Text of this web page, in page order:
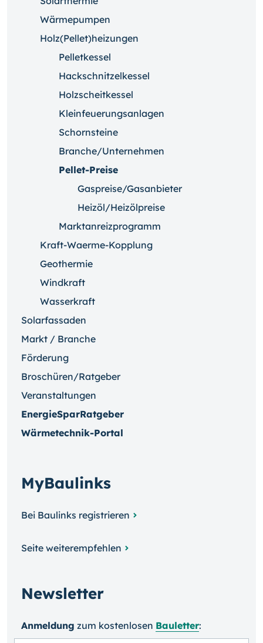
Wärmepumpen
Holz(Pellet)heizungen
Pelletkessel
Hackschnitzelkessel
Holzscheitkessel
Kleinfeuerungsanlagen
Schornsteine
Branche/Unternehmen
Pellet-Preise
Gaspreise/Gasanbieter
Heizöl/Heizölpreise
Marktanreizprogramm
Kraft-Waerme-Kopplung
Geothermie
Windkraft
Wasserkraft
Solarfassaden
Markt / Branche
Förderung
Broschüren/Ratgeber
Veranstaltungen
EnergieSparRatgeber
Wärmetechnik-Portal
MyBaulinks
Bei Baulinks registrieren
Seite weiterempfehlen
Newsletter
Anmeldung zum kosten­losen Bauletter: